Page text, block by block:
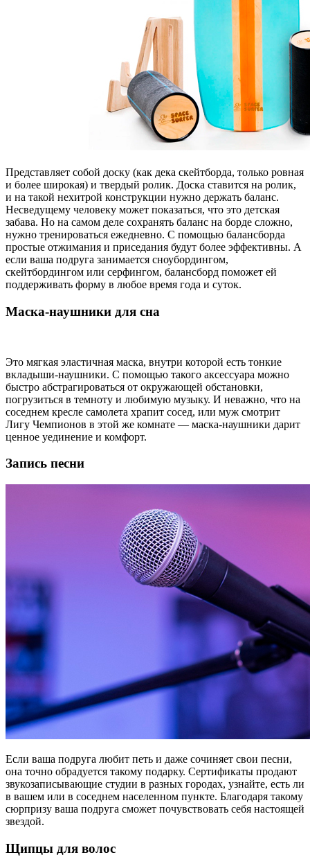
Представляет собой доску (как дека скейтборда, только ровная
и более широкая) и твердый ролик. Доска ставится на ролик,
и на такой нехитрой конструкции нужно держать баланс.
Несведущему человеку может показаться, что это детская
забава. Но на самом деле сохранять баланс на борде сложно,
нужно тренироваться ежедневно. С помощью балансборда
простые отжимания и приседания будут более эффективны. А
если ваша подруга занимается сноубордингом,
скейтбордингом или серфингом, балансборд поможет ей
поддерживать форму в любое время года и суток.
Маска-наушники для сна
Это мягкая эластичная маска, внутри которой есть тонкие
вкладыши-наушники. С помощью такого аксессуара можно
быстро абстрагироваться от окружающей обстановки,
погрузиться в темноту и любимую музыку. И неважно, что на
соседнем кресле самолета храпит сосед, или муж смотрит
Лигу Чемпионов в этой же комнате — маска-наушники дарит
ценное уединение и комфорт.
Запись песни
Если ваша подруга любит петь и даже сочиняет свои песни,
она точно обрадуется такому подарку. Сертификаты продают
звукозаписывающие студии в разных городах, узнайте, есть ли
в вашем или в соседнем населенном пункте. Благодаря такому
сюрпризу ваша подруга сможет почувствовать себя настоящей
звездой.
Щипцы для волос